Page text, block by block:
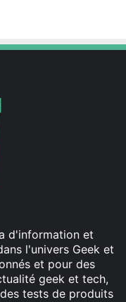
d'information et
l'univers Geek et
et pour des
geek et tech,
tests de produits